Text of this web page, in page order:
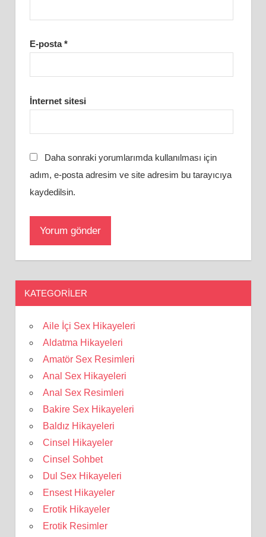
E-posta*
İnternet sitesi
Daha sonraki yorumlarımda kullanılması için
adım, e-posta adresim ve site adresim bu tarayıcıya
kaydedilsin.
KATEGORILER
Aile İçi Sex Hikayeleri
Aldatma Hikayeleri
Amatör Sex Resimleri
Anal Sex Hikayeleri
Anal Sex Resimleri
Bakire Sex Hikayeleri
Baldız Hikayeleri
Cinsel Hikayeler
Cinsel Sohbet
Dul Sex Hikayeleri
Ensest Hikayeler
Erotik Hikayeler
Erotik Resimler